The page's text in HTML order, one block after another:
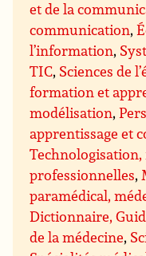
et de la
communication,
l’information,
TIC, Sciences de
formation et
modélisation,
apprentissage et
professionnelles,
paramédical,
Dictionnaire,
de la médecine,